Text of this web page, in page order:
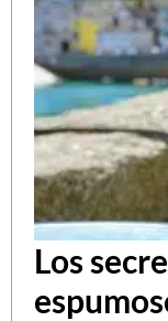
Los